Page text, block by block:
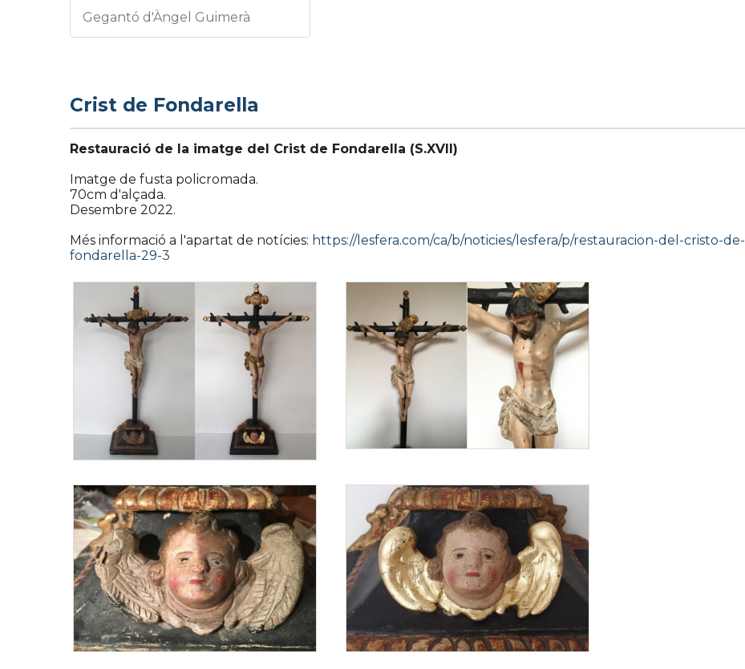
Gegantó d'Àngel Guimerà
Crist de Fondarella
Restauració de la imatge del Crist de Fondarella (S.XVII)
Imatge de fusta policromada.
70cm d'alçada.
Desembre 2022.
Més informació a l'apartat de notícies: https://lesfera.com/ca/b/noticies/lesfera/p/restauracion-del-cristo-de-
fondarella-29-3